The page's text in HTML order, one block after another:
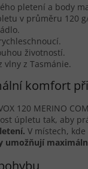
pletení a body
v průměru 120
životností.
vlny z Tasmánie.
komfort
120 MERINO
úpletu tak, aby
V místech,
umožňují